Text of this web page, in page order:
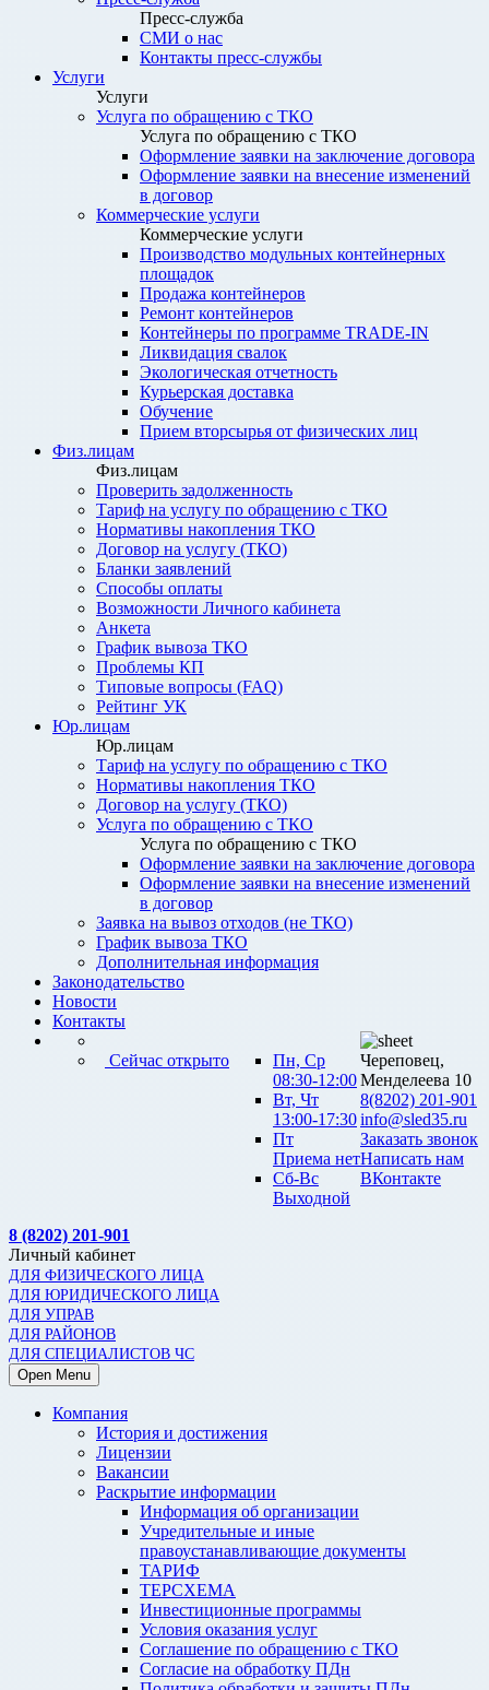
Пресс-служба
СМИ о нас
Контакты пресс-службы
Услуги
Услуги
Услуга по обращению с ТКО
Услуга по обращению с ТКО
Оформление заявки на заключение договора
Оформление заявки на внесение изменений
в договор
Коммерческие услуги
Коммерческие услуги
Производство модульных контейнерных
площадок
Продажа контейнеров
Ремонт контейнеров
Контейнеры по программе TRADE-IN
Ликвидация свалок
Экологическая отчетность
Курьерская доставка
Обучение
Прием вторсырья от физических лиц
Физ.лицам
Физ.лицам
Проверить задолженность
Тариф на услугу по обращению с ТКО
Нормативы накопления ТКО
Договор на услугу (ТКО)
Бланки заявлений
Способы оплаты
Возможности Личного кабинета
Анкета
График вывоза ТКО
Проблемы КП
Типовые вопросы (FAQ)
Рейтинг УК
Юр.лицам
Юр.лицам
Тариф на услугу по обращению с ТКО
Нормативы накопления ТКО
Договор на услугу (ТКО)
Услуга по обращению с ТКО
Услуга по обращению с ТКО
Оформление заявки на заключение договора
Оформление заявки на внесение изменений
в договор
Заявка на вывоз отходов (не ТКО)
График вывоза ТКО
Дополнительная информация
Законодательство
Новости
Контакты
Сейчас открыто
Пн, Ср
08:30-12:00
Вт, Чт
13:00-17:30
Пт
Приема нет
Сб-Вс
Выходной
Череповец,
Менделеева 10
8(8202) 201-901
info@sled35.ru
Заказать звонок
Написать нам
ВКонтакте
8 (8202) 201-901
Личный кабинет
ДЛЯ ФИЗИЧЕСКОГО ЛИЦА
ДЛЯ ЮРИДИЧЕСКОГО ЛИЦА
ДЛЯ УПРАВ
ДЛЯ РАЙОНОВ
ДЛЯ СПЕЦИАЛИСТОВ ЧС
Open Menu
Компания
История и достижения
Лицензии
Вакансии
Раскрытие информации
Информация об организации
Учредительные и иные
правоустанавливающие документы
ТАРИФ
ТЕРСХЕМА
Инвестиционные программы
Условия оказания услуг
Соглашение по обращению с ТКО
Согласие на обработку ПДн